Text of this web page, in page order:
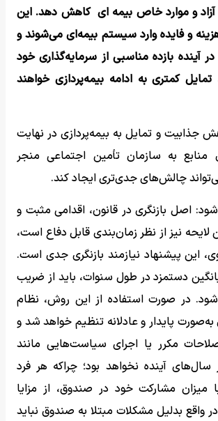
آزاد و موارد خاص بیمه ای کاهش دهد. این
و فایده وارد سیستم بیمه‌ای می‌شوند و
آینده بازده مناسبی از سرمایه‌گذاری خود
تمایل کمتری به ادامه بیمه‌پردازی خواهند
جذابیت و تمایل به بیمه‌پردازی در نهایت
به سازمان تأمین اجتماعی منجر
چالش‌های جدی‌تری ایجاد کند.
اصل بازنگری در قانون، اقدامی مثبت و
نیز از نظر زمان‌بندی قابل دفاع است،
این پیشنهاد نیازمند بازنگری جدی است.
دستمزد در طول سنوات، باید از ضریب
شود. در صورت استفاده از این روش، نظام
پایدار و عادلانه تنظیم خواهد شد و
مکرر یا اجرای سیاست‌هایی مانند
آینده نخواهد بود؛ چراکه هر فرد
میزان مشارکت خود در صندوق، از مزایا
واقع بدلیل مشکلات مبتلا به صندوق نباید